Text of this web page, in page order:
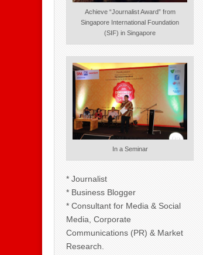
Achieve “Journalist Award” from
Singapore International Foundation
(SIF) in Singapore
In a Seminar
* Journalist
* Business Blogger
* Consultant for Media & Social
Media, Corporate
Communications (PR) & Market
Research.